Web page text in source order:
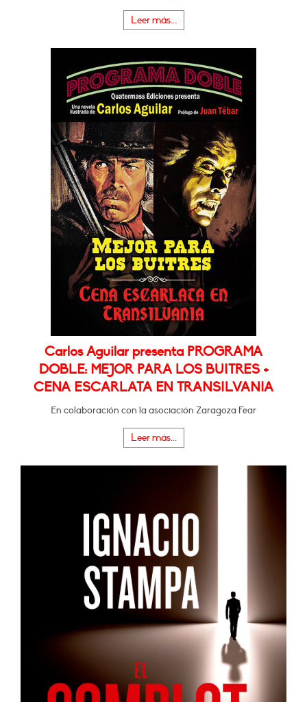
Leer más...
Carlos Aguilar presenta PROGRAMA
DOBLE: MEJOR PARA LOS BUITRES +
CENA ESCARLATA EN TRANSILVANIA
En colaboración con la asociación Zaragoza Fear
Leer más...